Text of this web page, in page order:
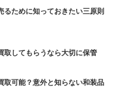
るために知っておきたい三原則
取してもらうなら大切に保管
取可能？意外と知らない和装品